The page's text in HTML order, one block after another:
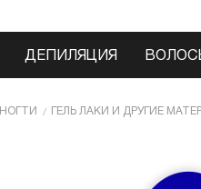
ДЕПИЛЯЦИЯ
НОГТИ ГЕЛЬ ЛАКИ И ДРУГИЕ